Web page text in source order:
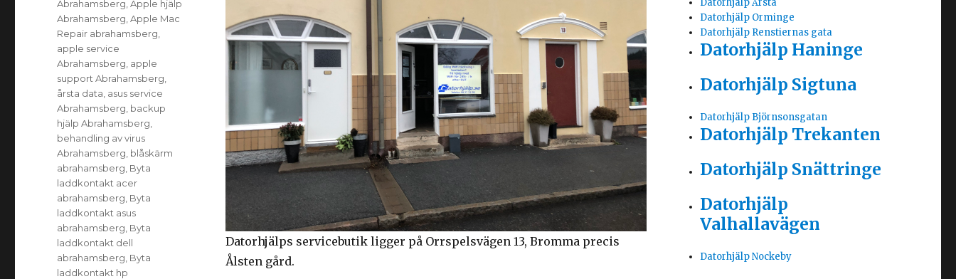
Datorhjälps servicebutik ligger på Orrspelsvägen 13, Bromma precis
Ålsten gård.
Abrahamsberg ,Apple hjälp
Abrahamsberg ,Apple Mac
Repair abrahamsberg
apple service
Abrahamsberg apple
support Abrahamsberg
årsta data asus service
Abrahamsberg backup
hjälp Abrahamsberg
behandling av virus
Abrahamsberg blåskärm
abrahamsberg Byta
laddkontakt acer
abrahamsberg Byta
laddkontakt asus
abrahamsberg Byta
laddkontakt dell
abrahamsberg Byta
laddkontakt hp
Datorhjälp Årsta
Datorhjälp Orminge
Datorhjälp Renstiernas gata
Datorhjälp Haninge
Datorhjälp Sigtuna
Datorhjälp Björnsonsgatan
Datorhjälp Trekanten
Datorhjälp Snättringe
Datorhjälp
Valhallavägen
Datorhjälp Nockeby